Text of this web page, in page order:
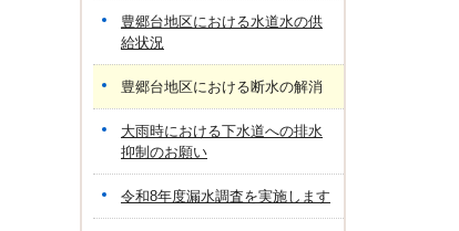
豊郷台地区における水道水の供
給状況
豊郷台地区における断水の解消
大雨時における下水道への排水
抑制のお願い
令和8年度漏水調査を実施します